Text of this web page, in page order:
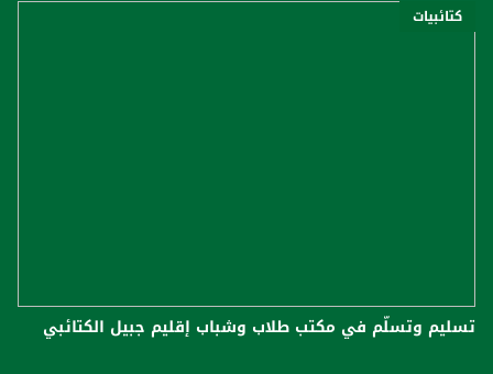
كتائبيات
تسليم وتسلّم في مكتب طلاب وشباب إقليم جبيل الكتائبي